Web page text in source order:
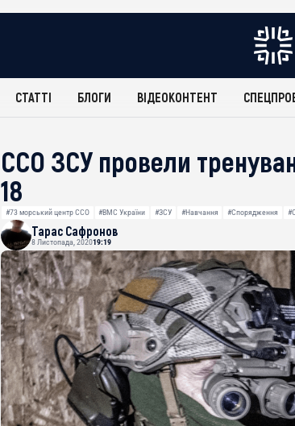
СТАТТІ БЛОГИ ВІДЕОКОНТЕНТ
ССО ЗСУ провели
18
#73 морський центр ССО #ВМС України #ЗСУ #Навчання #Спорядження
Тарас Сафронов
8 Листопада, 202019:19